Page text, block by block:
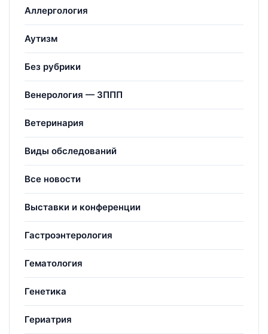
Аллергология
Аутизм
Без рубрики
Венерология — ЗППП
Ветеринария
Виды обследований
Все новости
Выставки и конференции
Гастроэнтерология
Гематология
Генетика
Гериатрия